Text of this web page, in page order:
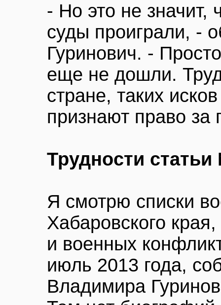
- Но это не значит,
суды проиграли, -
Гуринович. -
еще не дошли.
стране, таких
признают право за
Трудности
Я смотрю списки
Хабаровского
и военных
июль 2013 года,
Владимира